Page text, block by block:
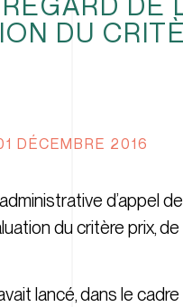
DU
DÉCEMBRE 2016
d’appel
du critère prix,
lancé, dans le